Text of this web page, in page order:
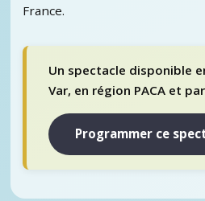
France.
Un spectacle disponible
Var, en région PACA et
Programmer ce